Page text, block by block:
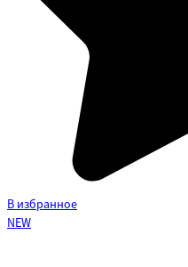
В избранное
NEW